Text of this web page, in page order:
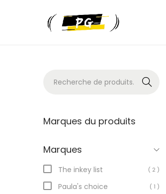
Recher
Marques du produits
Marques
The inkey list ( 2 )
Paula's choice ( 1 )